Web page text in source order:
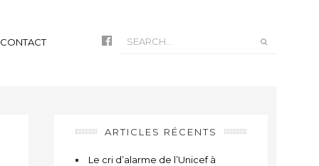
CONTACT
ARTICLES RÉCENTS
Le cri d’alarme de l’Unicef à